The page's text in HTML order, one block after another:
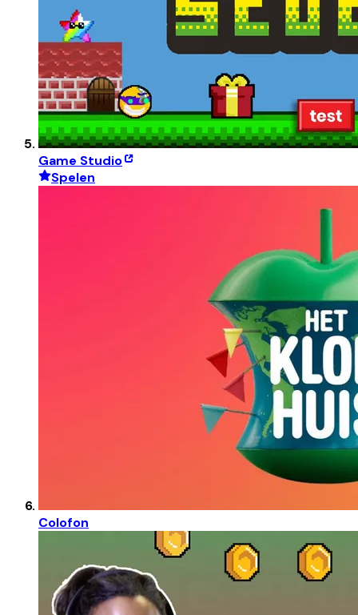
Game Studio
Spelen
Colofon